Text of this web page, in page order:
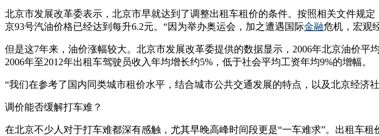
北京市发展改革委表示，北京市早就达到了调整出租车租价的条件。按照相关文件规
京93号汽油价格已经达到每升6.2元。“因为举办奥运会，加之遭遇国际金融危机，宏观
但是这7年来，油价涨幅较大。北京市发展改革委提供的数据显示，2006年北京油价平
2006年至2012年出租车驾驶员收入年均增长约5%，低于社会平均工资年均9%的增幅。
“我们在参考了国内同类城市租价水平，结合城市公共交通发展的特点，以及北京经济
调价能否缓解打车难？
在北京不少人对于打车难都深有感触，尤其早晚高峰时间段更是“一车难求”。出租车租